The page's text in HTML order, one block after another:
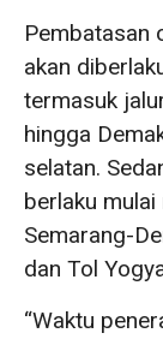
Pembatasan
akan
termasuk
hingga
selatan.
berlaku
Semarang-
dan Tol
“Waktu